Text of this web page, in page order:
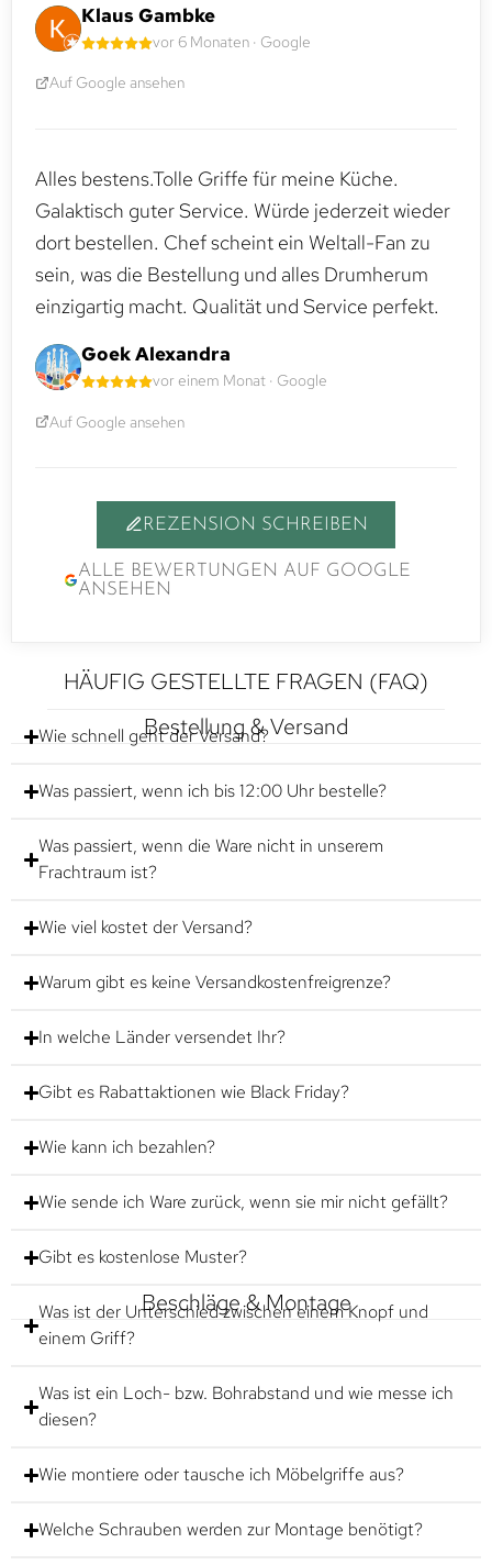
Klaus Gambke
vor 6 Monaten · Google
Auf Google ansehen
Alles bestens.Tolle Griffe für meine Küche.
Galaktisch guter Service. Würde jederzeit wieder
dort bestellen. Chef scheint ein Weltall-Fan zu
sein, was die Bestellung und alles Drumherum
einzigartig macht. Qualität und Service perfekt.
Goek Alexandra
vor einem Monat · Google
Auf Google ansehen
REZENSION SCHREIBEN
ALLE BEWERTUNGEN AUF GOOGLE
ANSEHEN
HÄUFIG GESTELLTE FRAGEN (FAQ)
Bestellung & Versand
Wie schnell geht der Versand?
Was passiert, wenn ich bis 12:00 Uhr bestelle?
Was passiert, wenn die Ware nicht in unserem
Frachtraum ist?
Wie viel kostet der Versand?
Warum gibt es keine Versandkostenfreigrenze?
In welche Länder versendet Ihr?
Gibt es Rabattaktionen wie Black Friday?
Wie kann ich bezahlen?
Wie sende ich Ware zurück, wenn sie mir nicht gefällt?
Gibt es kostenlose Muster?
Beschläge & Montage
Was ist der Unterschied zwischen einem Knopf und
einem Griff?
Was ist ein Loch- bzw. Bohrabstand und wie messe ich
diesen?
Wie montiere oder tausche ich Möbelgriffe aus?
Welche Schrauben werden zur Montage benötigt?